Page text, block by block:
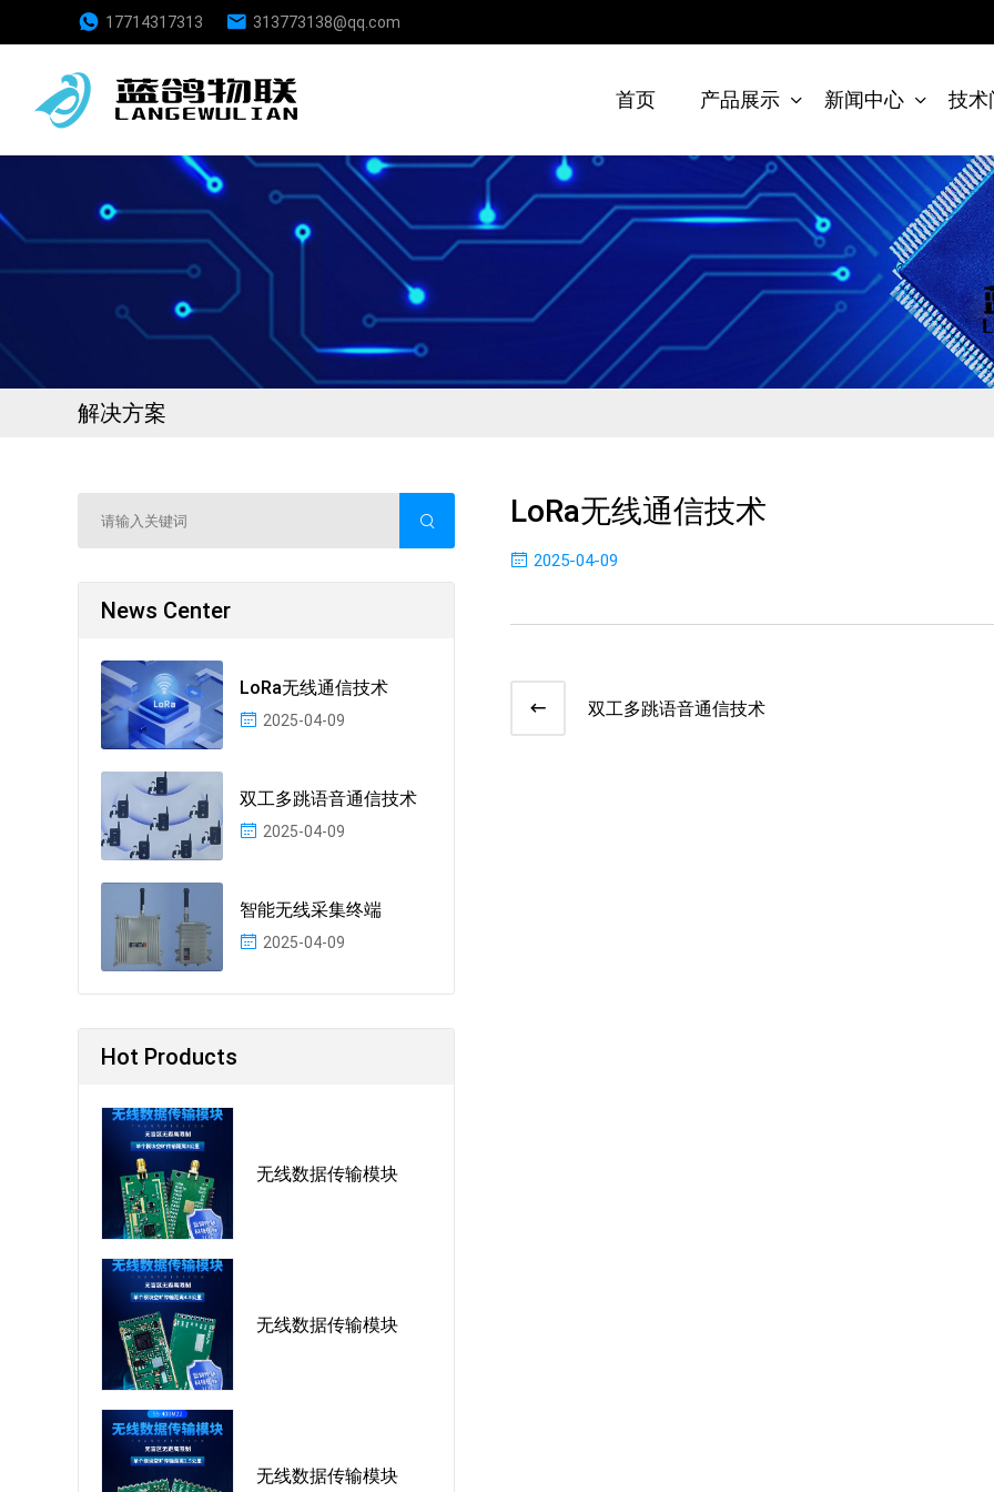
17714317313 313773138@qq.com
首页 产品展示 新闻中心 技术
解决方案
News Center
LoRa无线通信技术
2025-04-09
双工多跳语音通信技术
2025-04-09
智能无线采集终端
2025-04-09
Hot Products
无线数据传输模块
无线数据传输模块
无线数据传输模块
LoRa无线通信技术
2025-04-09
双工多跳语音通信技术